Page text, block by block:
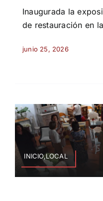
Inaugurada la
de restauración en
junio 25, 2026
INICIO,LOCAL